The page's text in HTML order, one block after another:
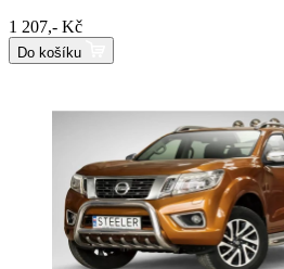
1 207,- Kč
Do košíku